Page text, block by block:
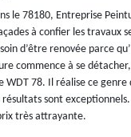
le 78180, Entreprise
à confier les travaux
d’être renovée parce
commence à se
WDT 78. Il réalise ce
résultats sont
très attrayante.